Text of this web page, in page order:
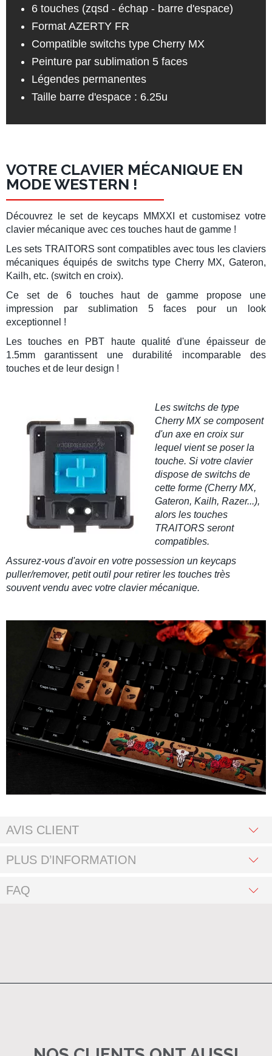
6 touches (zqsd - échap - barre d'espace)
Format AZERTY FR
Compatible switchs type Cherry MX
Peinture par sublimation 5 faces
Légendes permanentes
Taille barre d'espace : 6.25u
VOTRE CLAVIER MÉCANIQUE EN
MODE WESTERN !
Découvrez le set dekeycaps MMXXI et customisez votre
clavier mécanique avec ces touches haut de gamme !
Les sets TRAITORS sont compatibles avec tous les claviers
mécaniques équipés de switchs type Cherry MX, Gateron,
Kailh, etc. (switch en croix).
Ce set de 6 touches haut de gamme propose une
impression par sublimation 5 faces pour un look
exceptionnel !
Lestouches en PBT haute qualité d'une épaisseur de
1.5mm garantissent une durabilité incomparable des
touches et de leur design !
Les switchs de type
Cherry MX se composent
d'un axe en croix sur
lequel vient se poser la
touche. Si votre clavier
dispose de switchs de
cette forme (Cherry MX,
Gateron, Kailh, Razer...),
alors les touches
TRAITORS seront
compatibles.
Assurez-vous d'avoir en votre possession un keycaps
puller/remover, petit outil pour retirer les touches très
souvent vendu avec votre clavier mécanique.
AVIS CLIENT
PLUS D’INFORMATION
FAQ